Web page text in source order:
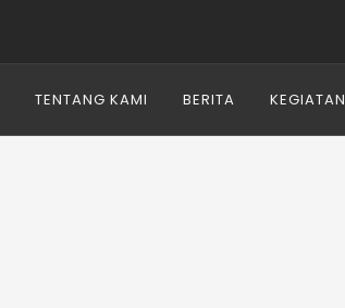
TENTANG KAMI BERITA KEGIATAN